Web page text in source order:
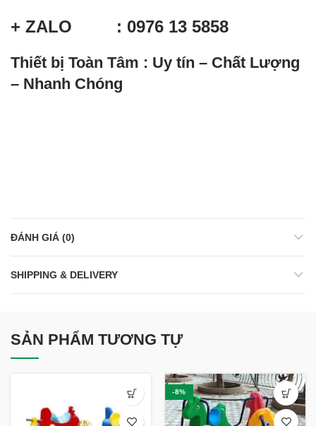
+ ZALO : 0976 13 5858
Thiết bị Toàn Tâm : Uy tín – Chất Lượng
– Nhanh Chóng
ĐÁNH GIÁ (0)
SHIPPING & DELIVERY
SẢN PHẨM TƯƠNG TỰ
-8%